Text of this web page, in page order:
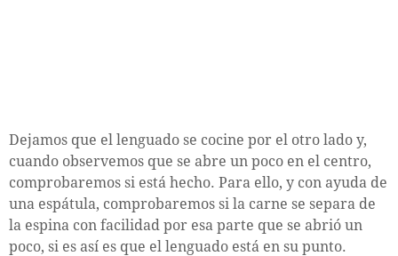
Dejamos que el lenguado se cocine por el otro lado y,
cuando observemos que se abre un poco en el centro,
comprobaremos si está hecho. Para ello, y con ayuda de
una espátula, comprobaremos si la carne se separa de
la espina con facilidad por esa parte que se abrió un
poco, si es así es que el lenguado está en su punto.